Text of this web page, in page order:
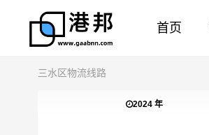
首页
三水区物流线路
2024 年